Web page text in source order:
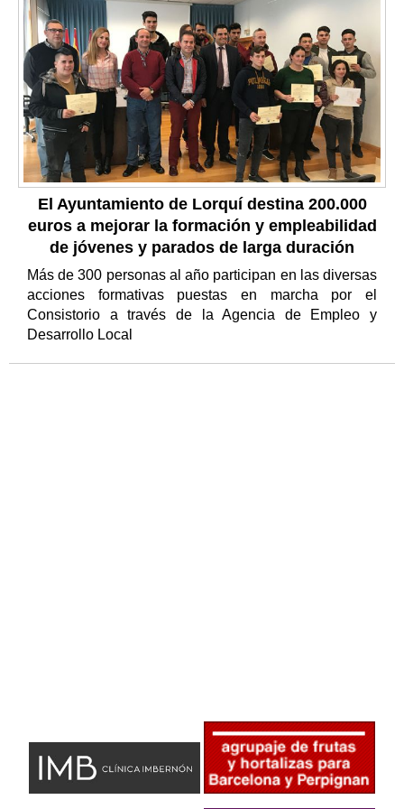
El Ayuntamiento de Lorquí destina 200.000
euros a mejorar la formación y empleabilidad
de jóvenes y parados de larga duración
Más de 300 personas al año participan en las diversas
acciones formativas puestas en marcha por el
Consistorio a través de la Agencia de Empleo y
Desarrollo Local